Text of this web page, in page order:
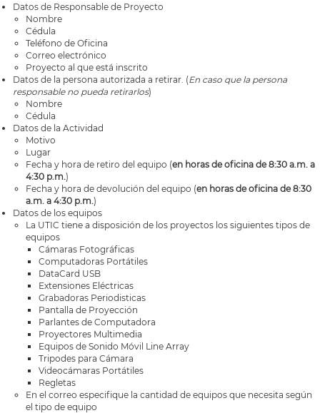
Datos de Responsable de Proyecto
Nombre
Cédula
Teléfono de Oficina
Correo electrónico
Proyecto al que está inscrito
Datos de la persona autorizada a retirar. (En caso que la persona
responsable no pueda retirarlos)
Nombre
Cédula
Datos de la Actividad
Motivo
Lugar
Fecha y hora de retiro del equipo (en horas de oficina de 8:30 a.m. a
4:30 p.m.)
Fecha y hora de devolución del equipo (en horas de oficina de 8:30
a.m. a 4:30 p.m.)
Datos de los equipos
La UTIC tiene a disposición de los proyectos los siguientes tipos de
equipos
Cámaras Fotográficas
Computadoras Portátiles
DataCard USB
Extensiones Eléctricas
Grabadoras Periodisticas
Pantalla de Proyección
Parlantes de Computadora
Proyectores Multimedia
Equipos de Sonido Móvil Line Array
Tripodes para Cámara
Videocámaras Portátiles
Regletas
En el correo especifique la cantidad de equipos que necesita según
el tipo de equipo